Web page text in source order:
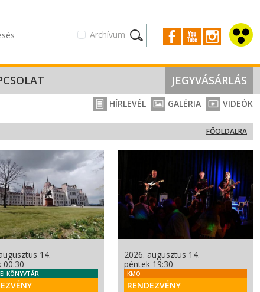
Archívum
JEGYVÁSÁRLÁS
HÍRLEVÉL GALÉRIA VIDEÓK
FŐOLDALRA
14.
00:30
KÖNYVTÁR
2026. augusztus 14.
péntek 19:30
KMO
RENDEZVÉNY